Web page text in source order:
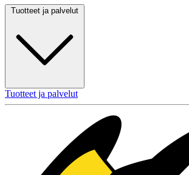
Tuotteet ja palvelut
Tuotteet ja palvelut